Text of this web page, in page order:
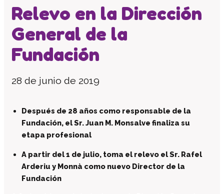
Revista Batec
Memorias
Documentos
Transparencia
Plan estratégico
El patronato
Organigrama de la entidad
Contratos establecidos con la
administración pública
Relevo en la Dirección
General de la
Fundación
28 de junio de 2019
Después de 28 años como responsable de la
Fundación, el Sr. Juan M. Monsalve finaliza su
etapa profesional
A partir del 1 de julio, toma el relevo el Sr. Rafel
Arderiu y Monnà como nuevo Director de la
Fundación